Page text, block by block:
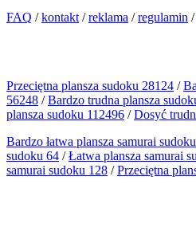
FAQ /kontakt /reklama /regulamin /
Przeciętna plansza sudoku 28124 /
56248 /Bardzo trudna plansza
plansza sudoku 112496 /Dosyć
Bardzo łatwa plansza samurai
sudoku 64 /Łatwa plansza samurai
samurai sudoku 128 /Przeciętna